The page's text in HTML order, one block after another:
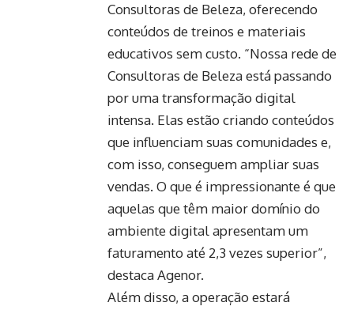
Consultoras de Beleza, oferecendo
conteúdos de treinos e materiais
educativos sem custo. “Nossa rede de
Consultoras de Beleza está passando
por uma transformação digital
intensa. Elas estão criando conteúdos
que influenciam suas comunidades e,
com isso, conseguem ampliar suas
vendas. O que é impressionante é que
aquelas que têm maior domínio do
ambiente digital apresentam um
faturamento até 2,3 vezes superior”,
destaca Agenor.
Além disso, a operação estará